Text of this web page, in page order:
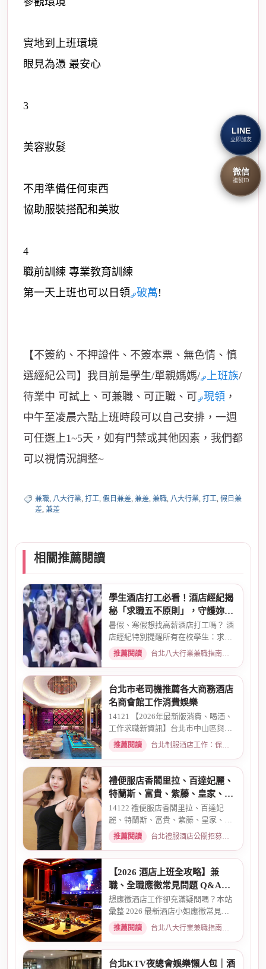
實地到上班環境
眼見為憑 最安心
3
美容妝髮
不用準備任何東西
協助服裝搭配和美妝
4
職前訓練 專業教育訓練
第一天上班也可以日領 破萬!
【不簽約、不押證件、不簽本票、無色情、慎
選經紀公司】我目前是學生/單親媽媽/ 上班族/
待業中 可試上、可兼職、可正職、可 現領 ，
中午至凌晨六點上班時段可以自己安排，一週
可任選上1~5天，如有門禁或其他因素，我們都
可以視情況調整~
兼職, 八大行業, 打工, 假日兼差, 兼差, 兼職, 八大行業, 打工, 假日兼
差, 兼差
相關推薦閱讀
學生酒店打工必看！酒店經紀揭
秘「求職五不原則」，守護妳的
求職安全
暑假、寒假想找高薪酒店打工嗎？ 酒
店經紀特別提醒所有在校學生：求職
時請務必堅守「五不原則」...
推薦閱讀 台北八大行業兼職指南：熱門職缺與求職須知 · 2026-03-09
台北市老司機推薦各大商務酒店
名商會館工作消費娛樂
14121 【2026年最新版消費、喝酒、
工作求職新資訊】台北市中山區與東
區酒店老司機推薦舒壓會館、...
推薦閱讀 台北制服酒店工作：保障現領薪資與職缺總覽 · 2026-04-01
禮便服店香閣里拉、百達妃麗、
特蘭斯、富貴、紫藤、皇家、金
典酒店消費
14122 禮便服店香閣里拉、百達妃
麗、特蘭斯、富貴、紫藤、皇家、金
典、消費喝酒 、金拿督、101會...
推薦閱讀 台北禮服酒店公關招募：兼職工作內容與薪資規範 · 2026-06-04
【2026 酒店上班全攻略】兼
職、全職應徵常見問題 Q&A：
薪資、安全、環境全解析
想應徵酒店工作卻充滿疑問嗎？本站
彙整 2026 最新酒店小姐應徵常見問
題 Q&A。深入解析全職與兼職...
推薦閱讀 台北八大行業兼職指南：熱門職缺與求職須知 · 2026-03-09
台北KTV夜總會娛樂懶人包｜酒
LINE
立即加友
微信
複製ID